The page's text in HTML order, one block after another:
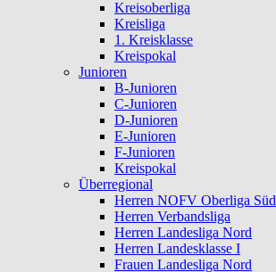
Kreisoberliga
Kreisliga
1. Kreisklasse
Kreispokal
Junioren
B-Junioren
C-Junioren
D-Junioren
E-Junioren
F-Junioren
Kreispokal
Überregional
Herren NOFV Oberliga Süd
Herren Verbandsliga
Herren Landesliga Nord
Herren Landesklasse I
Frauen Landesliga Nord